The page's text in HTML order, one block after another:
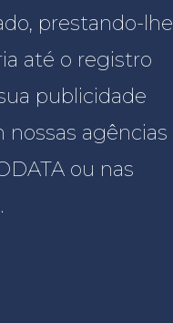
prestando-lhe
até o registro
publicidade
nossas agências
ou nas